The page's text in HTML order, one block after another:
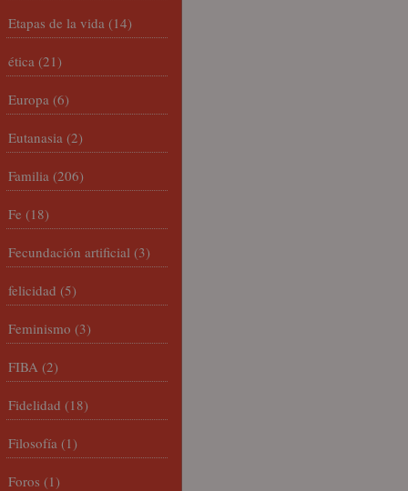
Etapas de la vida (14)
ética (21)
Europa (6)
Eutanasia (2)
Familia (206)
Fe (18)
Fecundación artificial (3)
felicidad (5)
Feminismo (3)
FIBA (2)
Fidelidad (18)
Filosofía (1)
Foros (1)